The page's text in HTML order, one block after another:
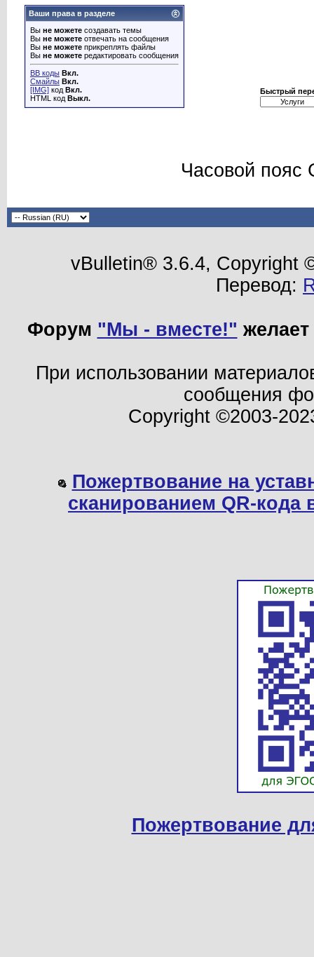
Ваши права в разделе
Вы не можете создавать темы
Вы не можете отвечать на сообщения
Вы не можете прикреплять файлы
Вы не можете редактировать сообщения
BB коды Вкл.
Смайлы Вкл.
[IMG] код Вкл.
HTML код Выкл.
Быстрый
Часовой пояс
vBulletin® 3.6.4, Copyright
Перевод:
Форум "Мы - вместе!"
При использовании
сообщения
Copyright ©2003-
Пожертвование на
сканированием QR-
Пожертвование